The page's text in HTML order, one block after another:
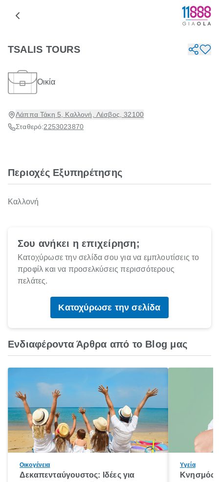
TSALIS TOURS
Οικία
Λάππα Τάκη 5, Καλλονή, Λέσβος, 32100
Σταθερό:2253023870
Περιοχές Εξυπηρέτησης
Καλλονή
Σου ανήκει η επιχείρηση;
Κατοχύρωσε την σελίδα σου για να εμπλουτίσεις το
προφίλ και να προσελκύσεις περισσότερους
πελάτες.
Κατοχύρωσε την σελίδα
Ενδιαφέροντα Άρθρα από το Blog μας
Οικογένεια
Δεκαπενταύγουστος: Ιδέες για
Υγεία
Κνησμός: